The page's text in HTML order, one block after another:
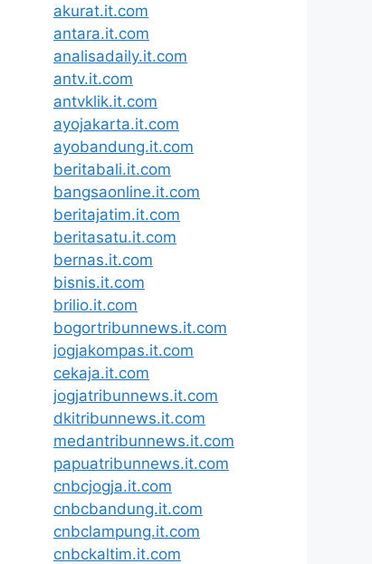
akurat.it.com
antara.it.com
analisadaily.it.com
antv.it.com
antvklik.it.com
ayojakarta.it.com
ayobandung.it.com
beritabali.it.com
bangsaonline.it.com
beritajatim.it.com
beritasatu.it.com
bernas.it.com
bisnis.it.com
brilio.it.com
bogortribunnews.it.com
jogjakompas.it.com
cekaja.it.com
jogjatribunnews.it.com
dkitribunnews.it.com
medantribunnews.it.com
papuatribunnews.it.com
cnbcjogja.it.com
cnbcbandung.it.com
cnbclampung.it.com
cnbckaltim.it.com